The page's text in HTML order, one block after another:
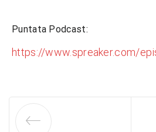
Puntata Podcast:
https://www.spreaker.com/